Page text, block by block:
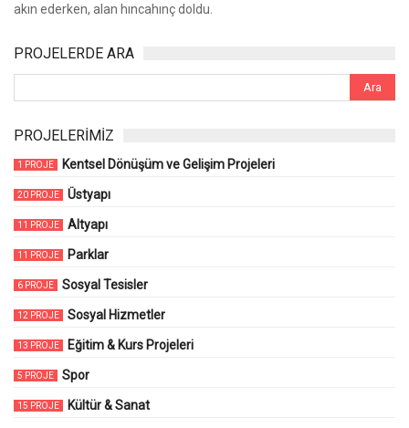
akın ederken, alan hıncahınç doldu.
PROJELERDE ARA
PROJELERİMİZ
1 PROJE Kentsel Dönüşüm ve Gelişim Projeleri
20 PROJE Üstyapı
11 PROJE Altyapı
11 PROJE Parklar
6 PROJE Sosyal Tesisler
12 PROJE Sosyal Hizmetler
13 PROJE Eğitim & Kurs Projeleri
5 PROJE Spor
15 PROJE Kültür & Sanat